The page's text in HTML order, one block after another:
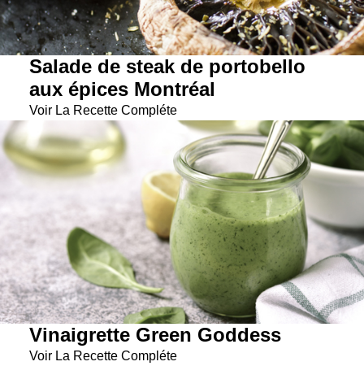
Salade de steak de portobello
aux épices Montréal
Voir La Recette Compléte
Vinaigrette Green Goddess
Voir La Recette Compléte